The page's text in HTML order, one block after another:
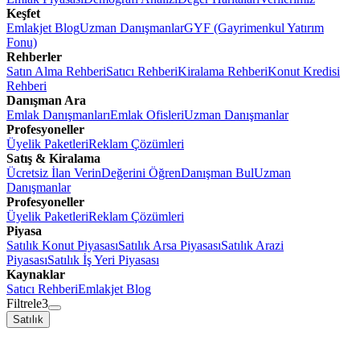
Keşfet
Emlakjet BlogUzman DanışmanlarGYF (Gayrimenkul Yatırım
Fonu)
Rehberler
Satın Alma RehberiSatıcı RehberiKiralama RehberiKonut Kredisi
Rehberi
Danışman Ara
Emlak DanışmanlarıEmlak OfisleriUzman Danışmanlar
Profesyoneller
Üyelik PaketleriReklam Çözümleri
Satış & Kiralama
Ücretsiz İlan VerinDeğerini ÖğrenDanışman BulUzman
Danışmanlar
Profesyoneller
Üyelik PaketleriReklam Çözümleri
Piyasa
Satılık Konut PiyasasıSatılık Arsa PiyasasıSatılık Arazi
PiyasasıSatılık İş Yeri Piyasası
Kaynaklar
Satıcı RehberiEmlakjet Blog
Filtrele3
Satılık